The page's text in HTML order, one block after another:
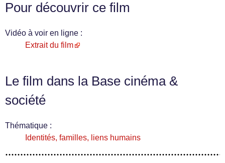
Pour découvrir ce film
Vidéo à voir en ligne :
Extrait du film
Le film dans la Base cinéma &
société
Thématique :
Identités, familles, liens humains